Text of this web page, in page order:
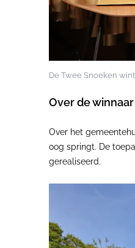
De Twee Snoeken
Over de winnaar
Over het
oog springt. De
gerealiseerd.